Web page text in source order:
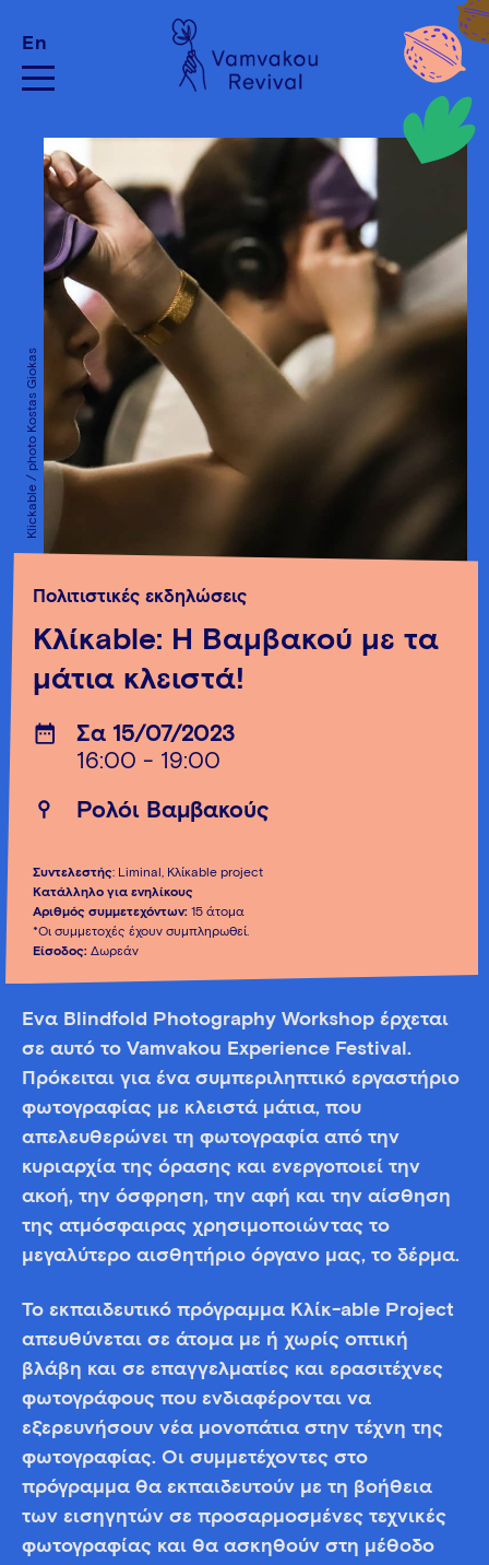
En
Klickable / photo Kostas Giokas
Πολιτιστικές εκδηλώσεις
Κλίκable: Η Βαμβακού με τα
μάτια κλειστά!
Σα 15/07/2023
16:00 - 19:00
Ρολόι Βαμβακούς
Συντελεστής: Liminal, Κλίκable project
Κατάλληλο για ενηλίκους
Αριθμός συμμετεχόντων: 15 άτομα
*Οι συμμετοχές έχουν συμπληρωθεί.
Είσοδος: Δωρεάν
Ένα Blindfold Photography Workshop έρχεται
σε αυτό το Vamvakou Experience Festival.
Πρόκειται για ένα συμπεριληπτικό εργαστήριο
φωτογραφίας με κλειστά μάτια, που
απελευθερώνει τη φωτογραφία από την
κυριαρχία της όρασης και ενεργοποιεί την
ακοή, την όσφρηση, την αφή και την αίσθηση
της ατμόσφαιρας χρησιμοποιώντας το
μεγαλύτερο αισθητήριο όργανο μας, το δέρμα.
Το εκπαιδευτικό πρόγραμμα Κλίκ-able Project
απευθύνεται σε άτομα με ή χωρίς οπτική
βλάβη και σε επαγγελματίες και ερασιτέχνες
φωτογράφους που ενδιαφέρονται να
εξερευνήσουν νέα μονοπάτια στην τέχνη της
φωτογραφίας. Οι συμμετέχοντες στο
πρόγραμμα θα εκπαιδευτούν με τη βοήθεια
των εισηγητών σε προσαρμοσμένες τεχνικές
φωτογραφίας και θα ασκηθούν στη μέθοδο